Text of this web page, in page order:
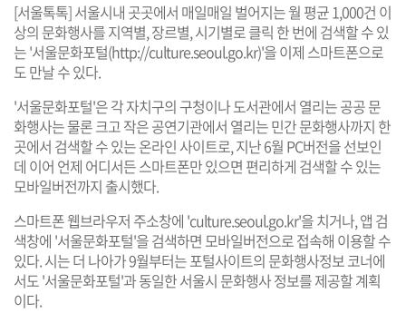
[서울톡톡] 서울시내 곳곳에서 매일매일 벌어지는 월 평균 1,000건 이
상의 문화행사를 지역별, 장르별, 시기별로 클릭 한 번에 검색할 수 있
는 '서울문화포털(http://culture.seoul.go.kr)'을 이제 스마트폰으로
도 만날 수 있다.
'서울문화포털'은 각 자치구의 구청이나 도서관에서 열리는 공공 문
화행사는 물론 크고 작은 공연기관에서 열리는 민간 문화행사까지 한
곳에서 검색할 수 있는 온라인 사이트로, 지난 6월 PC버전을 선보인
데 이어 언제 어디서든 스마트폰만 있으면 편리하게 검색할 수 있는
모바일버전까지 출시했다.
스마트폰 웹브라우저 주소창에 'culture.seoul.go.kr'을 치거나, 앱 검
색창에 '서울문화포털'을 검색하면 모바일버전으로 접속해 이용할 수
있다. 시는 더 나아가 9월부터는 포털사이트의 문화행사정보 코너에
서도 '서울문화포털'과 동일한 서울시 문화행사 정보를 제공할 계획
이다.